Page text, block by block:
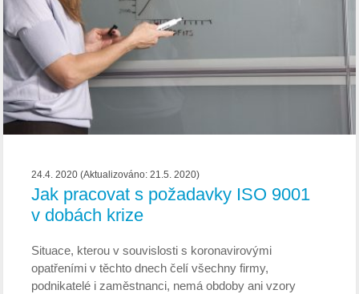
24.4. 2020 (Aktualizováno: 21.5. 2020)
Jak pracovat s požadavky ISO 9001
v dobách krize
Situace, kterou v souvislosti s koronavirovými
opatřeními v těchto dnech čelí všechny firmy,
podnikatelé i zaměstnanci, nemá obdoby ani vzory